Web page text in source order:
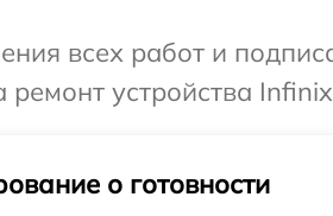
всех работ и
ремонт устройства
о готовности